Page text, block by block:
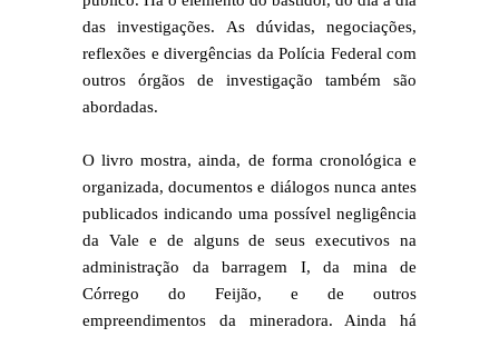
das investigações. As dúvidas, negociações,
reflexões e divergências da Polícia Federal com
outros órgãos de investigação também são
abordadas.
O livro mostra, ainda, de forma cronológica e
organizada, documentos e diálogos nunca antes
publicados indicando uma possível negligência
da Vale e de alguns de seus executivos na
administração da barragem I, da mina de
Córrego do Feijão, e de outros
empreendimentos da mineradora. Ainda há